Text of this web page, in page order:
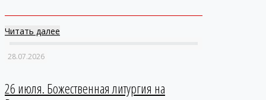
Читать далее
28.07.2026
26 июля. Божественная литургия на